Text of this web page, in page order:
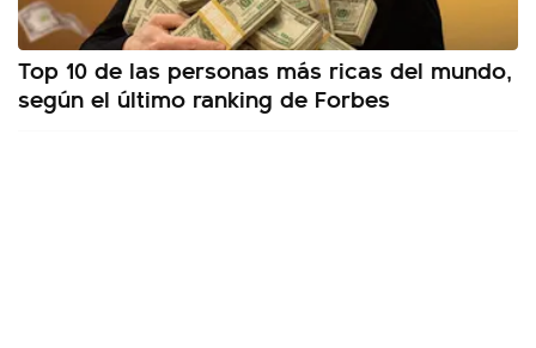
Top 10 de las personas más ricas del mundo,
según el último ranking de Forbes